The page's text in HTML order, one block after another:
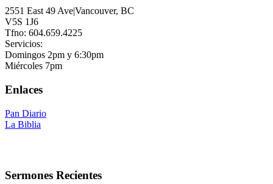
2551 East 49 Ave|Vancouver, BC
V5S 1J6
Tfno: 604.659.4225
Servicios:
Domingos 2pm y 6:30pm
Miércoles 7pm
Enlaces
Pan Diario
La Biblia
Sermones Recientes